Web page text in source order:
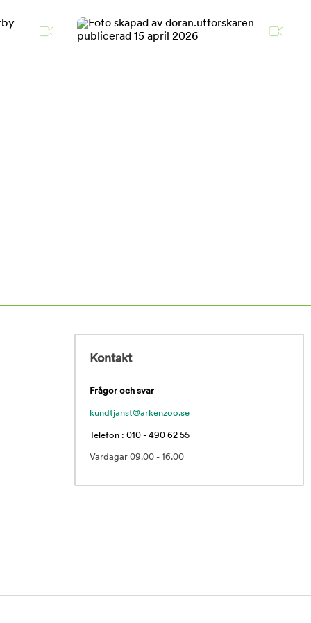
Kontakt
Frågor och svar
kundtjanst@arkenzoo.se
Telefon : 010 - 490 62 55
Vardagar 09.00 - 16.00